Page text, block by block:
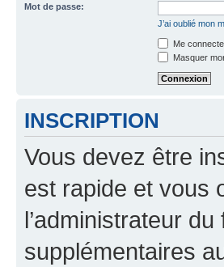
Mot de passe:
J’ai oublié mon
Me
Masquer
INSCRIPTION
Vous devez être
est rapide et vous
l’administrateur
supplémentaires